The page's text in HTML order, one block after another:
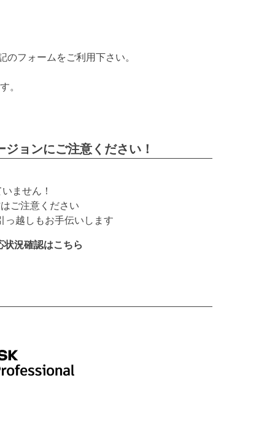
フォームをご利用下さい。
。
ョンにご注意ください！
ません！
ご注意ください
っ越しもお手伝いします
況確認はこちら